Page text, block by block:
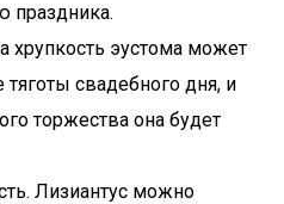
праздника.
хрупкость эустома может
свадебного дня, и
торжества она будет
Лизиантус можно